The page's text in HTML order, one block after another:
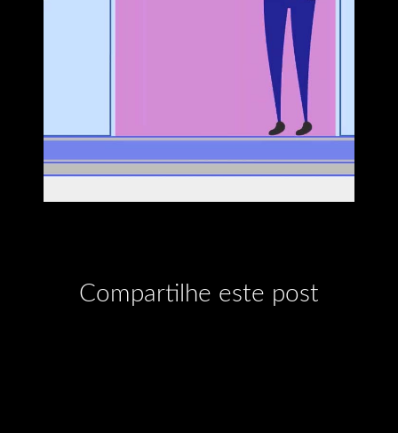
Compartilhe este post